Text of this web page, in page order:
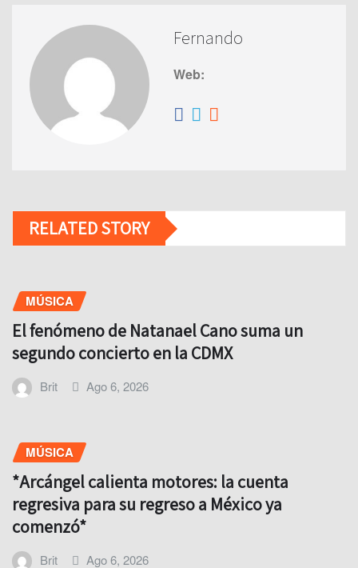
Fernando
Web:
RELATED STORY
MÚSICA
El fenómeno de Natanael Cano suma un
segundo concierto en la CDMX
Brit Ago 6, 2026
MÚSICA
*Arcángel calienta motores: la cuenta
regresiva para su regreso a México ya
comenzó*
Brit Ago 6, 2026